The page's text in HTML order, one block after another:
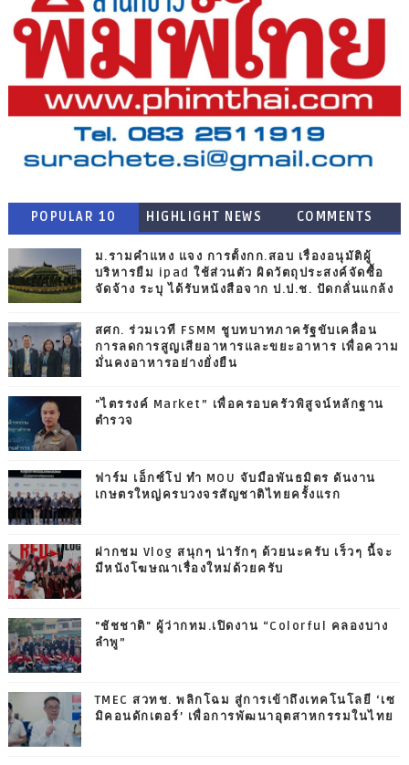
POPULAR 10 HIGHLIGHT NEWS COMMENTS
ม.รามคำแหง แจง การตั้งกก.สอบ เรื่องอนุมัติผู้
บริหารยืม ipad ใช้ส่วนตัว ผิดวัตถุประสงค์จัดซื้อ
จัดจ้าง ระบุ ได้รับหนังสือจาก ป.ป.ช. ปัดกลั่นแกล้ง
สศก. ร่วมเวที FSMM ชูบทบาทภาครัฐขับเคลื่อน
การลดการสูญเสียอาหารและขยะอาหาร เพื่อความ
มั่นคงอาหารอย่างยั่งยืน
"ไตรรงค์ Market” เพื่อครอบครัวพิสูจน์หลักฐาน
ตำรวจ
ฟาร์ม เอ็กซ์โป ทำ MOU จับมือพันธมิตร ดันงาน
เกษตรใหญ่ครบวงจรสัญชาติไทยครั้งแรก
ฝากชม Vlog สนุกๆ น่ารักๆ ด้วยนะครับ เร็วๆ นี้จะ
มีหนังโฆษณาเรื่องใหม่ด้วยครับ
"ชัชชาติ" ผู้ว่ากทม.เปิดงาน “Colorful คลองบาง
ลำพู”
TMEC สวทช. พลิกโฉม สู่การเข้าถึงเทคโนโลยี ‘เซ
มิคอนดักเตอร์’ เพื่อการพัฒนาอุตสาหกรรมในไทย